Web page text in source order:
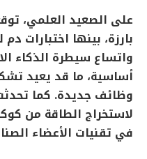
على الصعيد العلمي،
بارزة، بينها اختبارات
واتساع سيطرة الذكاء
أساسية، ما قد يعيد
وظائف جديدة. كما
لاستخراج الطاقة من
في تقنيات الأعضاء